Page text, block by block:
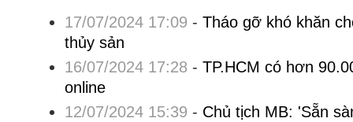
17/07/2024 17:09 - Tháo gỡ khó khăn
thủy sản
16/07/2024 17:28 - TP.HCM có hơn
online
12/07/2024 15:39 - Chủ tịch MB: 'Sẵn